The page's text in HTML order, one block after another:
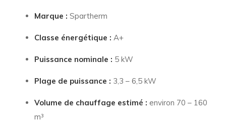
Marque : Spartherm
Classe énergétique : A+
Puissance nominale : 5 kW
Plage de puissance : 3,3 – 6,5 kW
Volume de chauffage estimé : environ 70 – 160
m³